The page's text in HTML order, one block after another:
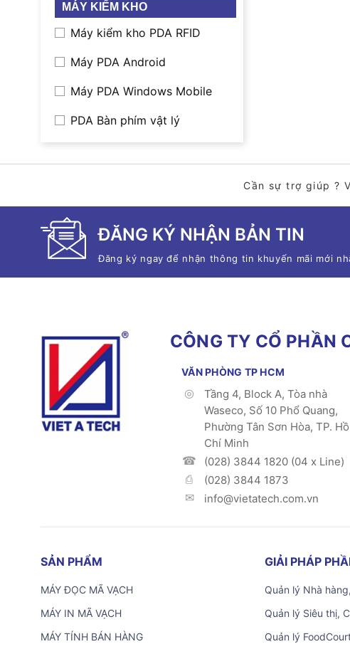
MÁY KIỂM KHO
Máy kiểm kho PDA RFID
Máy PDA Android
Máy PDA Windows Mobile
PDA Bàn phím vật lý
Cần sự trợ giúp ?
ĐĂNG KÝ NHẬN BẢN TIN
Đăng ký ngay để nhận thông tin khuyến mãi mới
CÔNG TY CỔ PHẦN
VĂN PHÒNG TP HCM
Tầng 4, Block A, Tòa nhà
Waseco, Số 10 Phổ Quang,
Phường Tân Sơn Hòa, TP. Hồ
Chí Minh
(028) 3844 1820 (04 x Line)
(028) 3844 1873
info@vietatech.com.vn
SẢN PHẨM
MÁY ĐỌC MÃ VẠCH
MÁY IN MÃ VẠCH
MÁY TÍNH BÁN HÀNG
GIẢI PHÁP
Quản lý Nhà
Quản lý Siêu thị,
Quản lý